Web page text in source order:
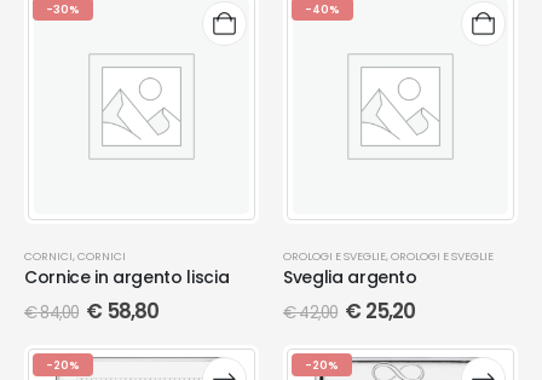
-30%
CORNICI, CORNICI
Cornice in argento liscia
€84,00 € 58,80
-40%
OROLOGI E SVEGLIE, OROLOGI E SVEGLIE
Sveglia argento
€42,00 € 25,20
-20% -20%